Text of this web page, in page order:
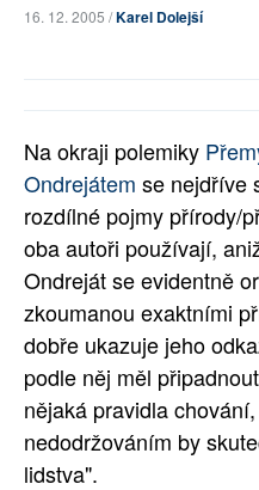
PLNÁ VERZE STRÁNEK
16. 12. 2005 /Karel Dolejší
Na okraji polemiky
Ondrejátem se nejdříve
rozdílné pojmy přírody/
oba autoři používají,
Ondreját se evidentně
zkoumanou exaktními
dobře ukazuje jeho
podle něj měl
nějaká pravidla
nedodržováním by
lidstva".